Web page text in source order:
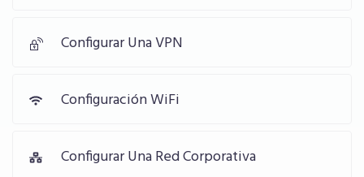
Configurar Una VPN
Configuración WiFi
Configurar Una Red Corporativa